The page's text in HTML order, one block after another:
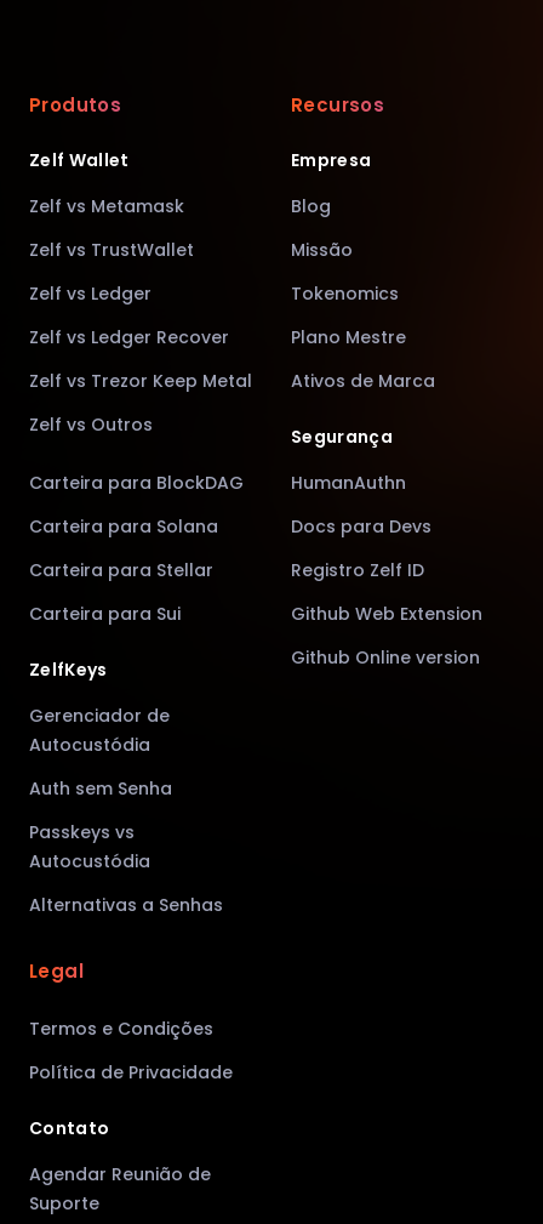
Produtos
Zelf Wallet
Zelf vs Metamask
Zelf vs TrustWallet
Zelf vs Ledger
Zelf vs Ledger Recover
Zelf vs Trezor Keep Metal
Zelf vs Outros
Carteira para BlockDAG
Carteira para Solana
Carteira para Stellar
Carteira para Sui
ZelfKeys
Gerenciador de
Autocustódia
Auth sem Senha
Passkeys vs
Autocustódia
Alternativas a Senhas
Recursos
Empresa
Blog
Missão
Tokenomics
Plano Mestre
Ativos de Marca
Segurança
HumanAuthn
Docs para Devs
Registro Zelf ID
Github Web Extension
Github Online version
Legal
Termos e Condições
Política de Privacidade
Contato
Agendar Reunião de
Suporte